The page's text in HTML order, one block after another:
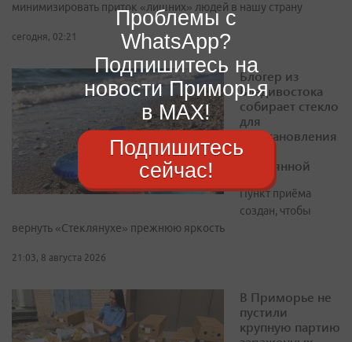
минимизировать приток «лишних» людей в нашу страну
сегодня, 02:21
Блогер из
Владивостока
собирает стекло
для
восстановления
бухты
Стеклянной
Пункт приёма
создан, чтобы
вернуть «Стеклянухе» прежнюю яркость
21:03, 8 августа 2026
В Приморье не
пустили
крупную партию
Проблемы с
WhatsApp?
Подпишитесь на
новости Приморья
в MAX!
Подпишитесь
сейчас!